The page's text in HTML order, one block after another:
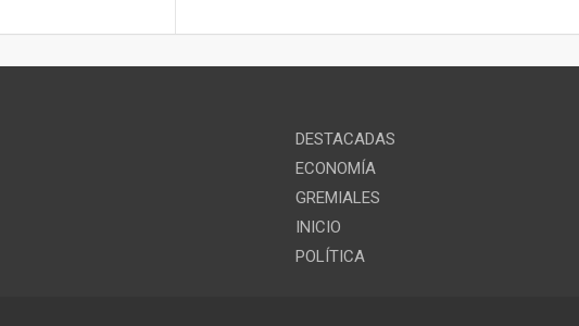
DESTACADAS
ECONOMÍA
GREMIALES
INICIO
POLÍTICA